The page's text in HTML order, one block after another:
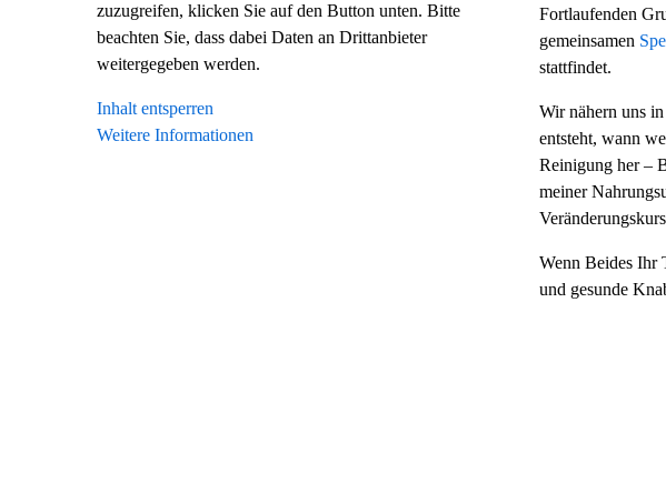
Fortlaufenden
gemeinsamen
stattfindet.
Wir nähern uns
entsteht, wann
Reinigung her –
meiner
Wenn Beides Ihr
und gesunde
zuzugreifen, klicken Sie auf den Button unten. Bitte
beachten Sie, dass dabei Daten an Drittanbieter
weitergegeben werden.
Inhalt entsperren
Weitere Informationen